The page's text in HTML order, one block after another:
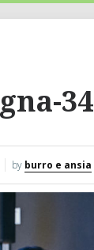
34
by burro e ansia